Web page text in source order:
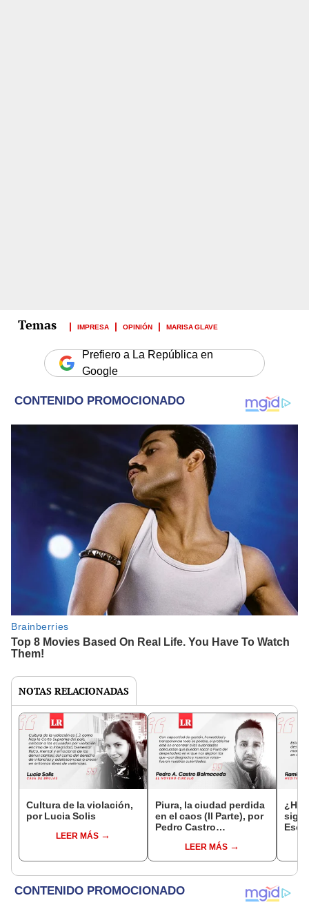
IMPRESA OPINIÓN MARISA GLAVE
Prefiero a La República en
Google
NOTAS RELACIONADAS
Cultura de la violación,
por Lucia Solis
LEER MÁS
Piura, la ciudad perdida
en el caos (II Parte), por
Pedro Castro
LEER MÁS